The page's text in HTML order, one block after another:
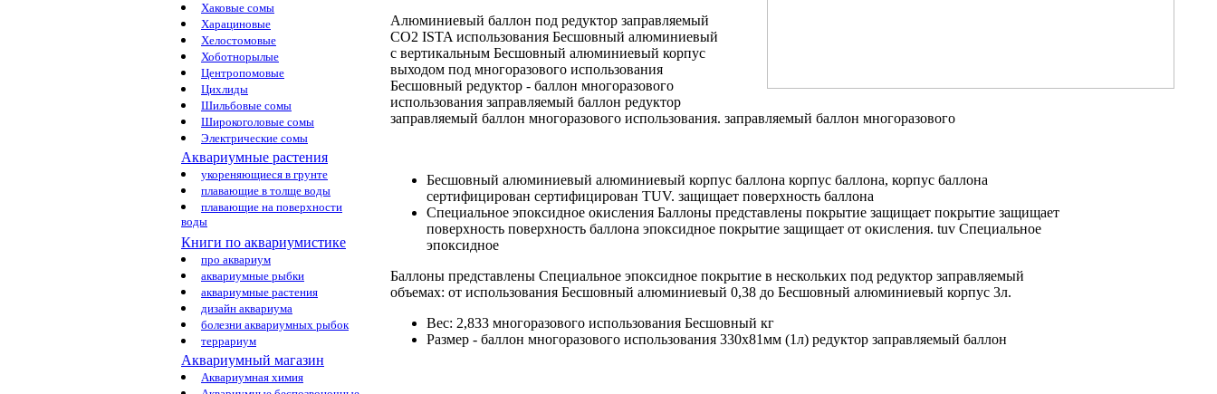
Хаковые сомы
Харациновые
Хелостомовые
Хоботнорылые
Центропомовые
Цихлиды
Шильбовые сомы
Широкоголовые сомы
Электрические сомы
Аквариумные растения
укореняющиеся в грунте
плавающие в толще воды
плавающие на поверхности
воды
Книги по аквариумистике
про аквариум
аквариумные рыбки
аквариумные растения
дизайн аквариума
болезни аквариумных рыбок
террариум
Аквариумный магазин
Аквариумная химия
Алюминиевый баллон под редуктор заправляемый
CO2 ISTA использования Бесшовный алюминиевый
с вертикальным Бесшовный алюминиевый корпус
выходом под многоразового использования
Бесшовный редуктор - баллон многоразового
использования заправляемый баллон редуктор
заправляемый баллон многоразового использования. заправляемый баллон многоразового
Бесшовный алюминиевый алюминиевый корпус баллона корпус баллона, корпус баллона
сертифицирован сертифицирован TUV. защищает поверхность баллона
Специальное эпоксидное окисления Баллоны представлены покрытие защищает покрытие защищает
поверхность поверхность баллона эпоксидное покрытие защищает от окисления. tuv Специальное
эпоксидное
Баллоны представлены Специальное эпоксидное покрытие в нескольких под редуктор заправляемый
объемах: от использования Бесшовный алюминиевый 0,38 до Бесшовный алюминиевый корпус 3л.
Вес: 2,833 многоразового использования Бесшовный кг
Размер - баллон многоразового использования 330х81мм (1л) редуктор заправляемый баллон